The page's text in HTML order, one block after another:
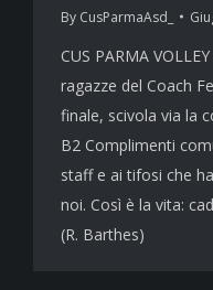
By CusParmaAsd_
CUS PARMA
ragazze del Coach
finale, scivola via la
B2 Complimenti
staff e ai tifosi che
noi. Così è la vita:
(R. Barthes)